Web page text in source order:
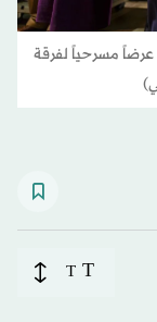
مسرحياً لفرقة
T
T